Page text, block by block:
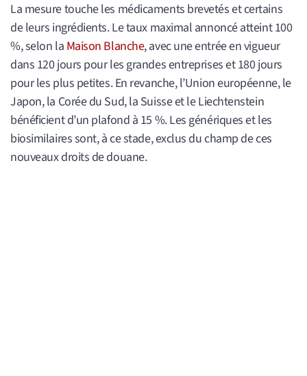
La mesure touche les médicaments brevetés et certains
de leurs ingrédients. Le taux maximal annoncé atteint 100
%, selon la Maison Blanche, avec une entrée en vigueur
dans 120 jours pour les grandes entreprises et 180 jours
pour les plus petites. En revanche, l’Union européenne, le
Japon, la Corée du Sud, la Suisse et le Liechtenstein
bénéficient d’un plafond à 15 %. Les génériques et les
biosimilaires sont, à ce stade, exclus du champ de ces
nouveaux droits de douane.